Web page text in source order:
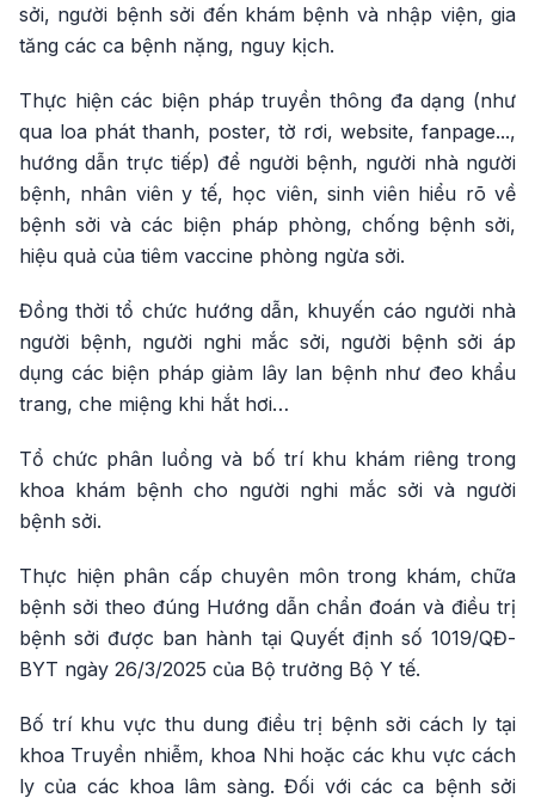
sởi, người bệnh sởi đến khám bệnh và nhập viện, gia
tăng các ca bệnh nặng, nguy kịch.
Thực hiện các biện pháp truyền thông đa dạng (như
qua loa phát thanh, poster, tờ rơi, website, fanpage...,
hướng dẫn trực tiếp) để người bệnh, người nhà người
bệnh, nhân viên y tế, học viên, sinh viên hiểu rõ về
bệnh sởi và các biện pháp phòng, chống bệnh sởi,
hiệu quả của tiêm vaccine phòng ngừa sởi.
Đồng thời tổ chức hướng dẫn, khuyến cáo người nhà
người bệnh, người nghi mắc sởi, người bệnh sởi áp
dụng các biện pháp giảm lây lan bệnh như đeo khẩu
trang, che miệng khi hắt hơi…
Tổ chức phân luồng và bố trí khu khám riêng trong
khoa khám bệnh cho người nghi mắc sởi và người
bệnh sởi.
Thực hiện phân cấp chuyên môn trong khám, chữa
bệnh sởi theo đúng Hướng dẫn chẩn đoán và điều trị
bệnh sởi được ban hành tại Quyết định số 1019/QĐ-
BYT ngày 26/3/2025 của Bộ trưởng Bộ Y tế.
Bố trí khu vực thu dung điều trị bệnh sởi cách ly tại
khoa Truyền nhiễm, khoa Nhi hoặc các khu vực cách
ly của các khoa lâm sàng. Đối với các ca bệnh sởi